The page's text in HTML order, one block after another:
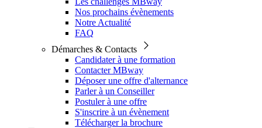
Nos prochains évènements
Notre Actualité
FAQ
Démarches & Contacts
Candidater à une formation
Contacter MBway
Déposer une offre d'alternance
Parler à un Conseiller
Postuler à une offre
S'inscrire à un évènement
Télécharger la brochure